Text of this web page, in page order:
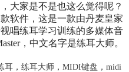
大家是不是也这么觉得呢？
软件，这是一款由丹麦皇家
唱练耳学习训练的多媒体音
，中文名字是练耳大师。
耳， 练耳大师， MIDI键盘 ， midi